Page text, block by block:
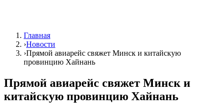
Главная
›Новости
›Прямой авиарейс свяжет Минск и китайскую
провинцию Хайнань
Прямой авиарейс свяжет Минск и
китайскую провинцию Хайнань